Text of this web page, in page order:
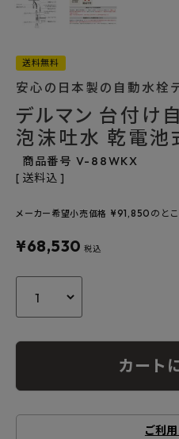
カテゴリーから選ぶ
メーカーから選ぶ
ご利用ガイド
よくあるご質問
お問い合わせ
プライバシーポリシー
送料無料
安心の日本製の自動水栓
デルマン 台付け
泡沫吐水 乾電
商品番号 V-88WKX
送料込
メーカー希望小売価格 ¥91,850 のと
¥68,530 税込
カート
ご利